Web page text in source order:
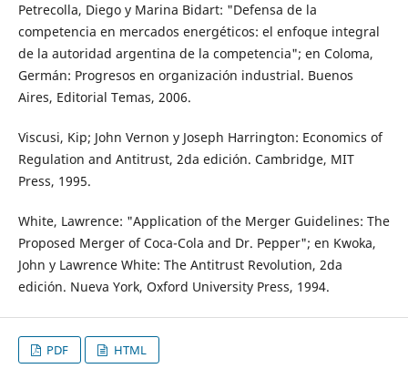
Petrecolla, Diego y Marina Bidart: "Defensa de la
competencia en mercados energéticos: el enfoque integral
de la autoridad argentina de la competencia"; en Coloma,
Germán: Progresos en organización industrial. Buenos
Aires, Editorial Temas, 2006.
Viscusi, Kip; John Vernon y Joseph Harrington: Economics of
Regulation and Antitrust, 2da edición. Cambridge, MIT
Press, 1995.
White, Lawrence: "Application of the Merger Guidelines: The
Proposed Merger of Coca-Cola and Dr. Pepper"; en Kwoka,
John y Lawrence White: The Antitrust Revolution, 2da
edición. Nueva York, Oxford University Press, 1994.
PDF HTML